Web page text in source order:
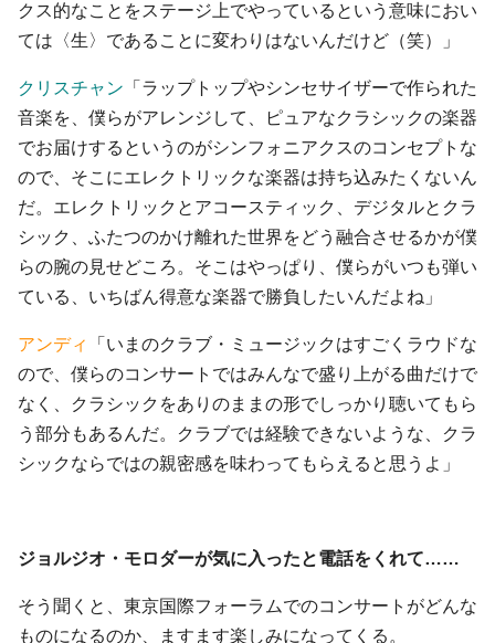
クス的なことをステージ上でやっているという意味におい
ては〈生〉であることに変わりはないんだけど（笑）」
クリスチャン 「ラップトップやシンセサイザーで作られた
音楽を、僕らがアレンジして、ピュアなクラシックの楽器
でお届けするというのがシンフォニアクスのコンセプトな
ので、そこにエレクトリックな楽器は持ち込みたくないん
だ。エレクトリックとアコースティック、デジタルとクラ
シック、ふたつのかけ離れた世界をどう融合させるかが僕
らの腕の見せどころ。そこはやっぱり、僕らがいつも弾い
ている、いちばん得意な楽器で勝負したいんだよね」
アンディ
「いまのクラブ・ミュージックはすごくラウドな
ので、僕らのコンサートではみんなで盛り上がる曲だけで
なく、クラシックをありのままの形でしっかり聴いてもら
う部分もあるんだ。クラブでは経験できないような、クラ
シックならではの親密感を味わってもらえると思うよ」
ジョルジオ・モロダーが気に入ったと電話をくれて……
そう聞くと、東京国際フォーラムでのコンサートがどんな
ものになるのか、ますます楽しみになってくる。